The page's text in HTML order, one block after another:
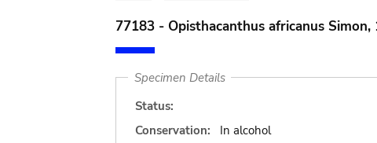
77183 - Opisthacanthus africanus Simon,
Specimen Details
Status:
Conservation:
In alcohol